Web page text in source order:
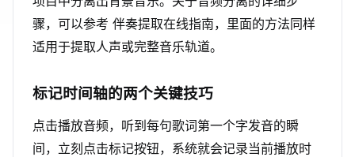
骤，可以参考 伴奏提取在线指南，里面的方法同样
适用于提取人声或完整音乐轨道。
标记时间轴的两个关键技巧
点击播放音频，听到每句歌词第一个字发音的瞬
间，立刻点击标记按钮，系统就会记录当前播放时